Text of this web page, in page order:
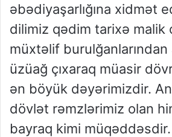
əbədiyaşarlığına xidmət
dilimiz qədim tarixə malik
müxtəlif burulğanlarından
üzüağ çıxaraq müasir
ən böyük dəyərimizdir.
dövlət rəmzlərimiz olan
bayraq kimi